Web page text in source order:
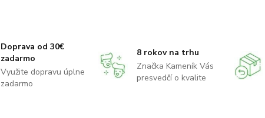
Doprava od 30€
zadarmo
Využite dopravu úplne
zadarmo
8 rokov na trhu
Značka Kameník Vás
presvedčí o kvalite